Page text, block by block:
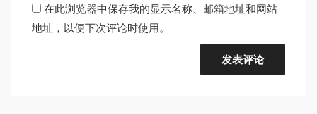
在此浏览器中保存我的显示名称、邮箱地址和网站
地址，以便下次评论时使用。